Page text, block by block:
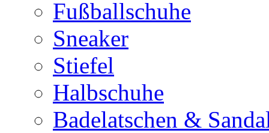
Fußballschuhe
Sneaker
Stiefel
Halbschuhe
Badelatschen &